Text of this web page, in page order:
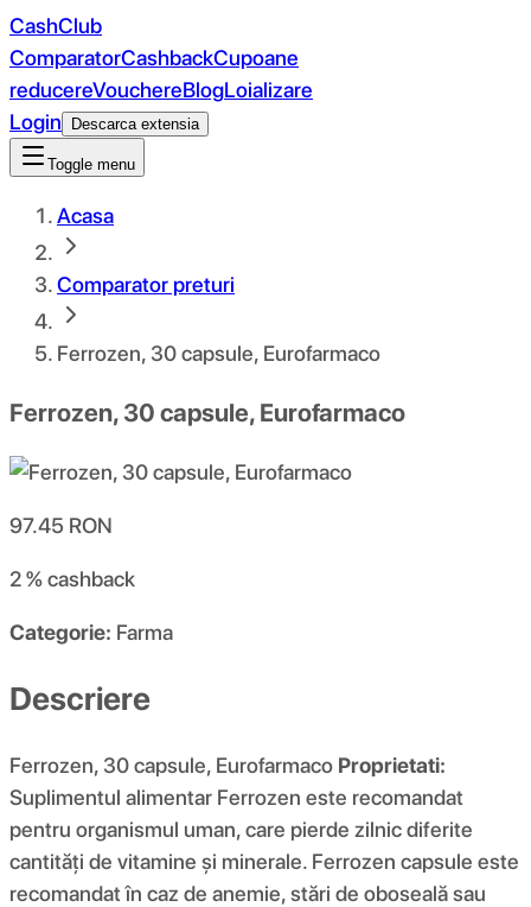
CashClub
ComparatorCashbackCupoane
reducereVouchereBlogLoializare
Login
Descarca extensia
Toggle menu
Acasa
Comparator preturi
Ferrozen, 30 capsule, Eurofarmaco
Ferrozen, 30 capsule, Eurofarmaco
97.45 RON
2 %cashback
Categorie: Farma
Descriere
Ferrozen, 30 capsule, Eurofarmaco Proprietati:
Suplimentul alimentar Ferrozen este recomandat
pentru organismul uman, care pierde zilnic diferite
cantități de vitamine și minerale. Ferrozen capsule este
recomandat în caz de anemie, stări de oboseală sau